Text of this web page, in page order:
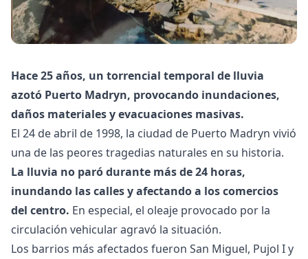
Hace 25 años, un torrencial temporal de lluvia
azotó Puerto Madryn, provocando inundaciones,
daños materiales y evacuaciones masivas.
El 24 de abril de 1998, la ciudad de Puerto Madryn vivió
una de las peores tragedias naturales en su historia.
La lluvia no paró durante más de 24 horas,
inundando las calles y afectando a los comercios
del centro. En especial, el oleaje provocado por la
circulación vehicular agravó la situación.
Los barrios más afectados fueron San Miguel, Pujol I y